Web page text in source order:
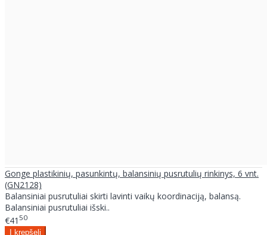
Gonge plastikinių, pasunkintų, balansinių pusrutulių rinkinys, 6 vnt.
(GN2128)
Balansiniai pusrutuliai skirti lavinti vaikų koordinaciją, balansą.
Balansiniai pusrutuliai išski..
€41 50